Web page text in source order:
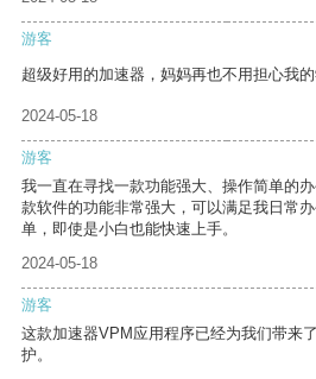
游客
超级好用的加速器，妈妈再也不用担心我的
2024-05-18
游客
我一直在寻找一款功能强大、操作简单的
款软件的功能非常强大，可以满足我日常
单，即使是小白也能快速上手。
2024-05-18
游客
这款加速器VPM应用程序已经为我们带来
护。